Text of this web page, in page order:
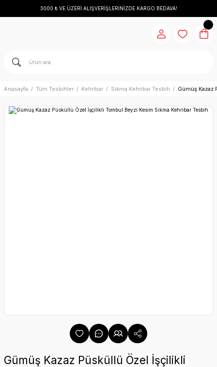
3000 ₺ VE ÜZERİ ALIŞVERİŞLERİNİZDE KARGO BEDAVA!
Anasayfa Tüm Tesbihler Kehribar Sıkma Kehribar Tesbih Gümüş Kazaz
Gümüş Kazaz Püsküllü Özel İşçilikli